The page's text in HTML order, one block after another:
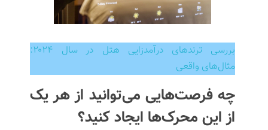
بررسی ترندهای درآمدزایی هتل در سال ۲۰۲۴:
مثال‌های واقعی
چه فرصت‌هایی می‌توانید از هر یک
از این محرک‌ها ایجاد کنید؟